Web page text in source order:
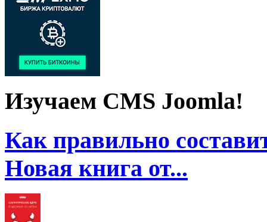
Изучаем CMS Joomla!
Как правильно
Новая книга от...